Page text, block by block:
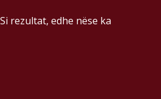
rezultat, edhe nëse ka